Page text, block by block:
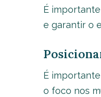
É
e garantir o
É
o foco nos